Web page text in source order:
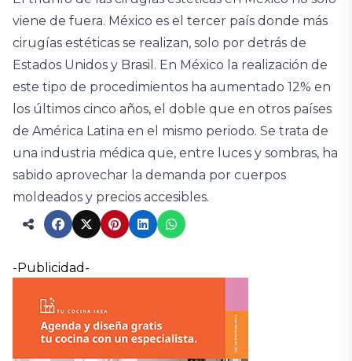
viene de fuera. México es el tercer país donde más
cirugías estéticas se realizan, solo por detrás de
Estados Unidos y Brasil. En México la realización de
este tipo de procedimientos ha aumentado 12% en
los últimos cinco años, el doble que en otros países
de América Latina en el mismo periodo. Se trata de
una industria médica que, entre luces y sombras, ha
sabido aprovechar la demanda por cuerpos
moldeados y precios accesibles.
-Publicidad-